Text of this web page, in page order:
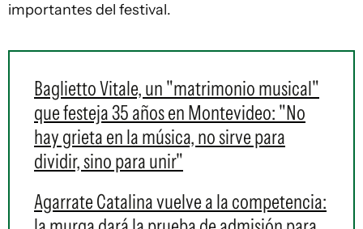
importantes del festival.
Baglietto Vitale, un "matrimonio musical"
que festeja 35 años en Montevideo: "No
hay grieta en la música, no sirve para
dividir, sino para unir"
Agarrate Catalina vuelve a la competencia: